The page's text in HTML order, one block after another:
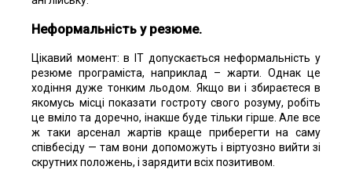
Неформальність у резюме.
Цікавий момент: в IT допускається неформальність у
резюме програміста, наприклад – жарти. Однак це
ходіння дуже тонким льодом. Якщо ви і збираєтеся в
якомусь місці показати гостроту свого розуму, робіть
це вміло та доречно, інакше буде тільки гірше. Але все
ж таки арсенал жартів краще приберегти на саму
співбесіду — там вони допоможуть і віртуозно вийти зі
скрутних положень, і зарядити всіх позитивом.